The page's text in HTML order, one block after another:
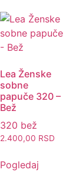
Lea Ženske
sobne
papuče 320 –
Bež
320 bež
2.400,00 RSD
Pogledaj